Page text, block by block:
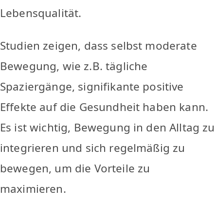
Lebensqualität.
Studien zeigen, dass selbst moderate
Bewegung, wie z.B. tägliche
Spaziergänge, signifikante positive
Effekte auf die Gesundheit haben kann.
Es ist wichtig, Bewegung in den Alltag zu
integrieren und sich regelmäßig zu
bewegen, um die Vorteile zu
maximieren.